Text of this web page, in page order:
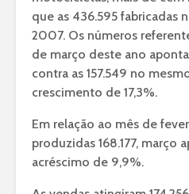
que as 436.595 fabricadas
2007. Os números
de março deste ano
contra as 157.549 no
crescimento de 17,3%.
Em relação ao mês de
produzidas 168.177, março
acréscimo de 9,9%.